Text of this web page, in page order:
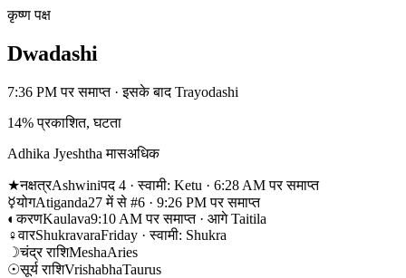
कृष्ण पक्ष
Dwadashi
7:36 PM पर समाप्त · इसके बाद Trayodashi
14% प्रकाशित, घटता
Adhika Jyeshtha मासअधिक
★नक्षत्रAshwiniपद 4 · स्वामी: Ketu · 6:28 AM पर समाप्त
☿योगAtiganda27 में से #6 · 9:26 PM पर समाप्त
◐करणKaulava9:10 AM पर समाप्त · आगे Taitila
♀वारShukravaraFriday · स्वामी: Shukra
☽चंद्र राशिMeshaAries
☉सूर्य राशिVrishabhaTaurus